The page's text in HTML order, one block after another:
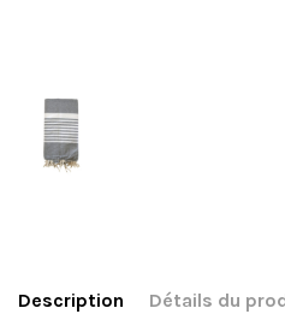
Description Détails du